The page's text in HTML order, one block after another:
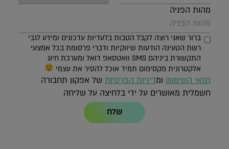
מהות הפניה
ברור שאני רוצה לקבל הטבות בלעדיות עדכונים ומידע לגבי
רשת הטעינה הודעות שיווקיות ודברי פרסומת בכל אמצעי
התקשורת ביניהם SMS וואטסאפ דואל ומערכת חיוג
אלקטרונית מקסימום תמיד אוכל להסיר את עצמי
תנאי השימוש ומדיניות הפרטיותשל אפקון תחבורה
חשמלית מאושרים על ידי בלחיצה על שליחה
שלח